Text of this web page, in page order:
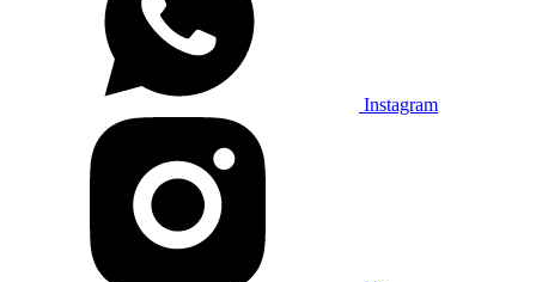
Instagram